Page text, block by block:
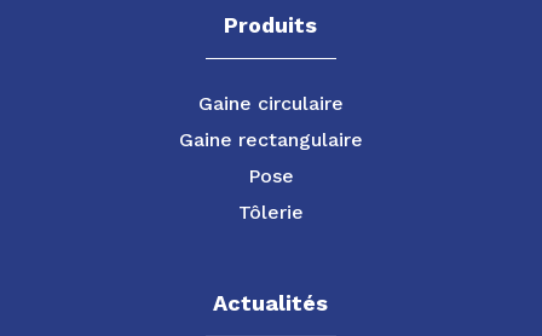
Produits
Gaine circulaire
Gaine rectangulaire
Pose
Tôlerie
Actualités